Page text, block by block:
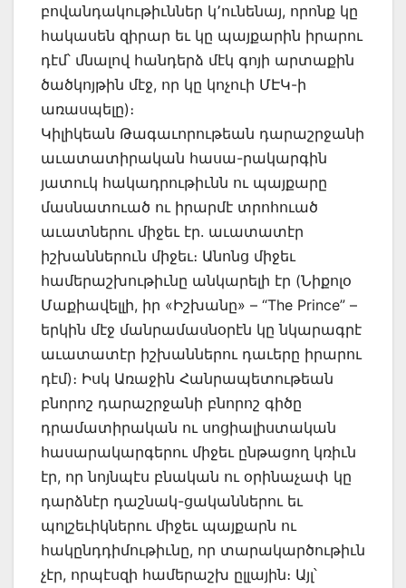
բովանդակութիւններ կ՚ունենայ, որոնք կը
հակասեն զիրար եւ կը պայքարին իրարու
դէմ՝ մնալով հանդերձ մէկ գոյի արտաքին
ծածկոյթին մէջ, որ կը կոչուի ՄԷԿ-ի
առասպելը)։
Կիլիկեան Թագաւորութեան դարաշրջանի
աւատատիրական հասա-րակարգին
յատուկ հակադրութիւնն ու պայքարը
մասնատուած ու իրարմէ տրոհուած
աւատներու միջեւ էր. աւատատէր
իշխաններուն միջեւ։ Անոնց միջեւ
համերաշխութիւնը անկարելի էր (Նիքոլօ
Մաքիավելլի, իր «Իշխանը» – “The Prince” –
երկին մէջ մանրամասնօրէն կը նկարագրէ
աւատատէր իշխաններու դաւերը իրարու
դէմ)։ Իսկ Առաջին Հանրապետութեան
բնորոշ դարաշրջանի բնորոշ գիծը
դրամատիրական ու սոցիալիստական
հասարակարգերու միջեւ ընթացող կռիւն
էր, որ նոյնպէս բնական ու օրինաչափ կը
դարձնէր դաշնակ-ցականներու եւ
պոլշեւիկներու միջեւ պայքարն ու
հակընդդիմութիւնը, որ տարակարծութիւն
չէր, որպէսզի համերաշխ ըլլային։ Այլ՝